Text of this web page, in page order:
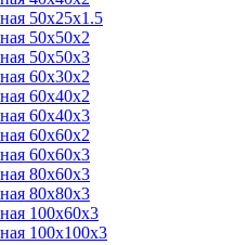
50х25х1.5
50х50х2
50х50х3
60х30х2
60х40х2
60х40х3
60х60х2
60х60х3
80х60х3
80х80х3
100х60х3
100х100х3